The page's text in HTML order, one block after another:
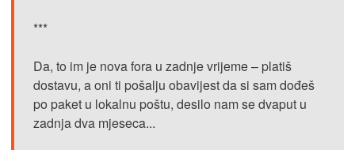
***
Da, to im je nova fora u zadnje vrijeme – platiš
dostavu, a oni ti pošalju obavijest da si sam dođeš
po paket u lokalnu poštu, desilo nam se dvaput u
zadnja dva mjeseca...